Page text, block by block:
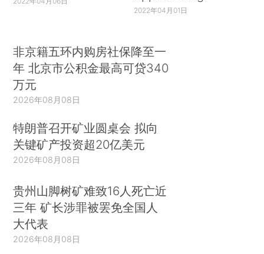
2022年04月01日
非京籍五环内购房社保降至一
年 北京市公积金最高可贷340
万元
2026年08月08日
特朗普召开矿业圆桌会 拟向
关键矿产投资超20亿美元
2026年08月08日
贵州山脚树矿难致16人死亡近
三年 矿长涉罪被罢免全国人
大代表
2026年08月08日